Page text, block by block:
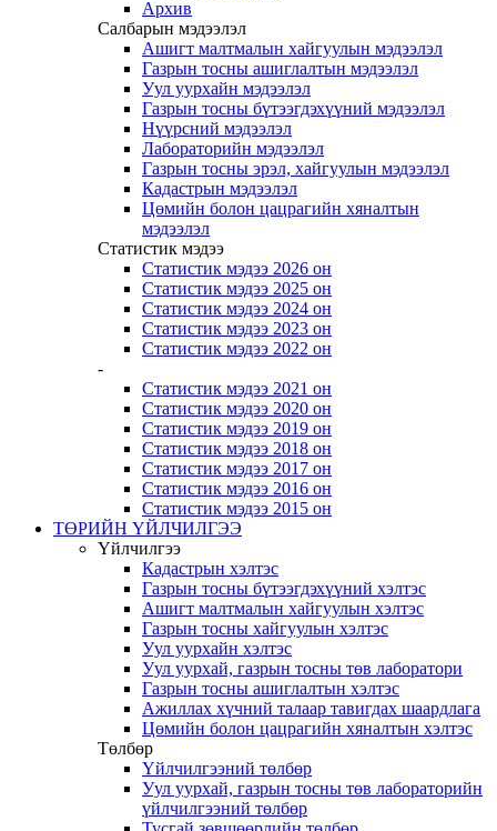
Архив
Салбарын мэдээлэл
Ашигт малтмалын хайгуулын мэдээлэл
Газрын тосны ашиглалтын мэдээлэл
Уул уурхайн мэдээлэл
Газрын тосны бүтээгдэхүүний мэдээлэл
Нүүрсний мэдээлэл
Лабораторийн мэдээлэл
Газрын тосны эрэл, хайгуулын мэдээлэл
Кадастрын мэдээлэл
Цөмийн болон цацрагийн хяналтын
мэдээлэл
Статистик мэдээ
Статистик мэдээ 2026 он
Статистик мэдээ 2025 он
Статистик мэдээ 2024 он
Статистик мэдээ 2023 он
Статистик мэдээ 2022 он
-
Статистик мэдээ 2021 он
Статистик мэдээ 2020 он
Статистик мэдээ 2019 он
Статистик мэдээ 2018 он
Статистик мэдээ 2017 он
Статистик мэдээ 2016 он
Статистик мэдээ 2015 он
ТӨРИЙН ҮЙЛЧИЛГЭЭ
Үйлчилгээ
Кадастрын хэлтэс
Газрын тосны бүтээгдэхүүний хэлтэс
Ашигт малтмалын хайгуулын хэлтэс
Газрын тосны хайгуулын хэлтэс
Уул уурхайн хэлтэс
Уул уурхай, газрын тосны төв лаборатори
Газрын тосны ашиглалтын хэлтэс
Ажиллах хүчний талаар тавигдах шаардлага
Цөмийн болон цацрагийн хяналтын хэлтэс
Төлбөр
Үйлчилгээний төлбөр
Уул уурхай, газрын тосны төв лабораторийн
үйлчилгээний төлбөр